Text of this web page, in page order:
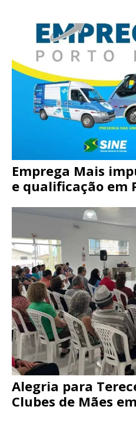
Emprega Mais
e qualificação em
Alegria para
Clubes de Mães